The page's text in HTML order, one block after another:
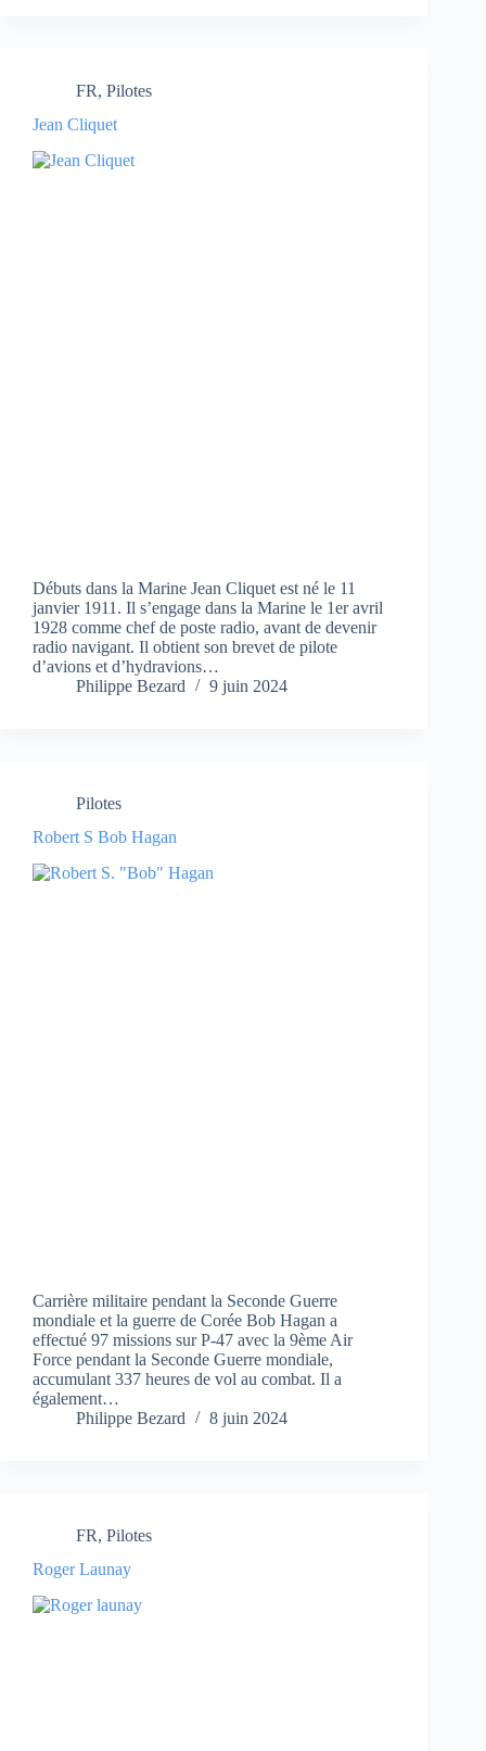
FR, Pilotes
Jean Cliquet
Débuts dans la Marine Jean Cliquet est né le 11
janvier 1911. Il s’engage dans la Marine le 1er avril
1928 comme chef de poste radio, avant de devenir
radio navigant. Il obtient son brevet de pilote
d’avions et d’hydravions…
Philippe Bezard
9 juin 2024
Pilotes
Robert S Bob Hagan
Carrière militaire pendant la Seconde Guerre
mondiale et la guerre de Corée Bob Hagan a
effectué 97 missions sur P-47 avec la 9ème Air
Force pendant la Seconde Guerre mondiale,
accumulant 337 heures de vol au combat. Il a
également…
Philippe Bezard
8 juin 2024
FR, Pilotes
Roger Launay